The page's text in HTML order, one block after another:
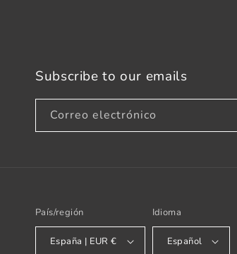
Subscribe to our emails
Correo electrónico
País/región
España | EUR €
Idioma
Español